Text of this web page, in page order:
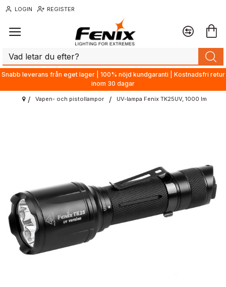
LOGIN REGISTER
Snabb leverans från eget lager | 100% nöjd kundgaranti | Kostnadsfri retur
inom 30 dagar
Vapen- och pistollampor UV-lampa Fenix TK25UV, 1000 lm